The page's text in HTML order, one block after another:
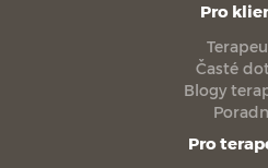
Pro
Časté
Blogy
Pro